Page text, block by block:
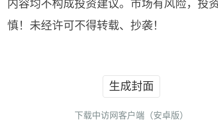
内容均不构成投资建议。市场有风险，投
慎！未经许可不得转载、抄袭！
生成封面
下载中访网客户端（安卓版）